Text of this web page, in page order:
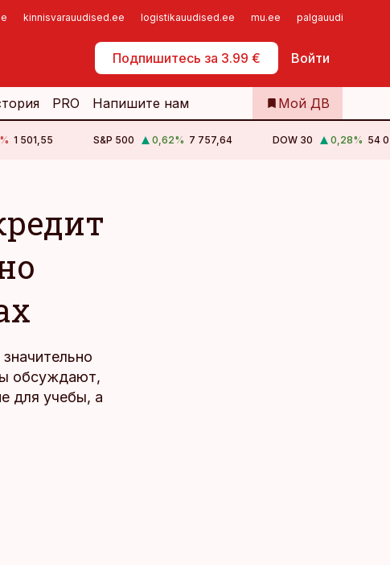
kinnisvarauudised.ee logistikauudised.ee mu.ee palgauudised.ee
Подпишитесь за 3.99 € Войти
Самообслуживание
PRO Напишите нам Мой ДВ
% 1 501,55 S&P 500 0,62% 7 757,64 DOW 30 0,28% 54
обсуждают,
для учебы, а